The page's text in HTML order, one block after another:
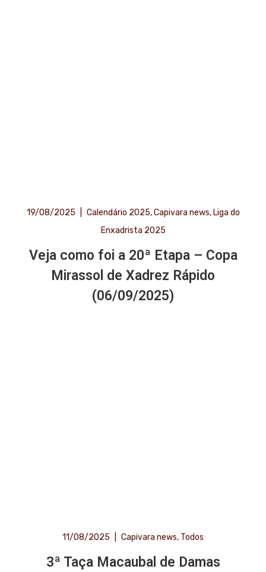
19/08/2025 Calendário 2025,Capivara news, Liga do
Enxadrista 2025
Veja como foi a 20ª Etapa – Copa
Mirassol de Xadrez Rápido
(06/09/2025)
11/08/2025 Capivara news, Todos
3ª Taça Macaubal de Damas